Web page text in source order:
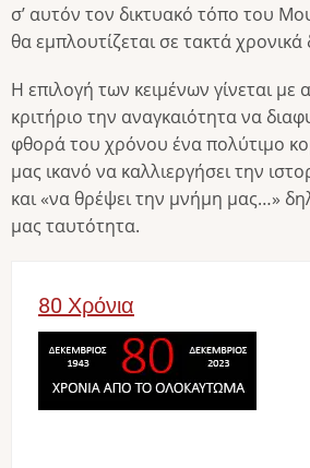
σ’ αυτόν τον δικτυακό τόπο του
θα εμπλουτίζεται σε τακτά
Η επιλογή των κειμένων γίνεται με
κριτήριο την αναγκαιότητα να
φθορά του χρόνου ένα πολύτιμο
μας ικανό να καλλιεργήσει την
και «να θρέψει την μνήμη μας…»
μας ταυτότητα.
80 Χρόνια
Image